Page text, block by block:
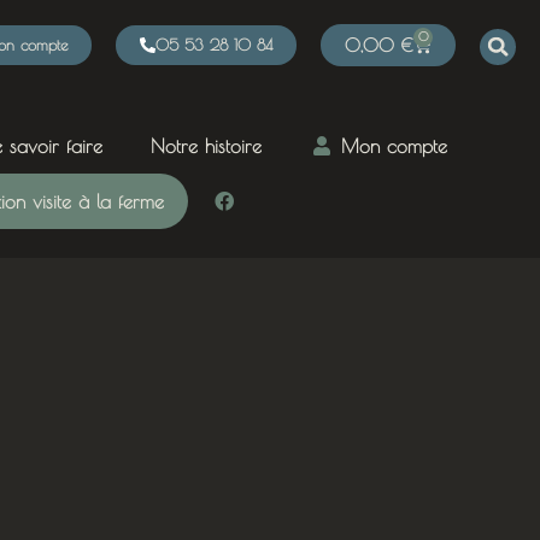
compte 05 53 28 10 84 0,00 € 0
savoir faire Notre histoire Mon compte
visite à la ferme